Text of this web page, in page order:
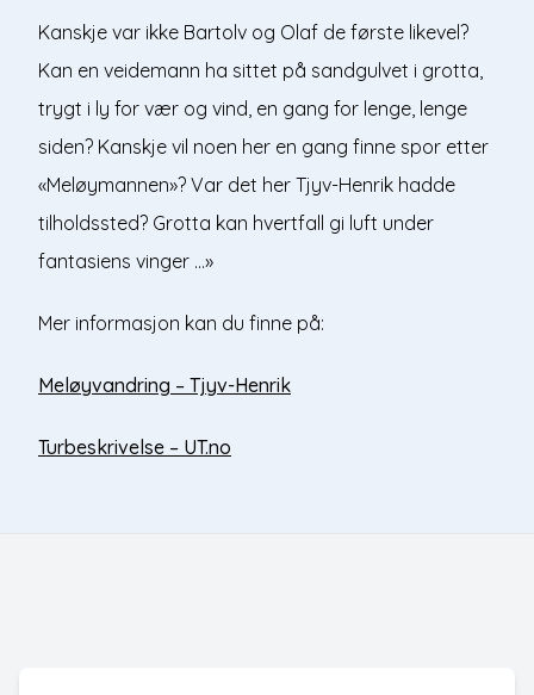
Kanskje var ikke Bartolv og Olaf de første likevel?
Kan en veidemann ha sittet på sandgulvet i grotta,
trygt i ly for vær og vind, en gang for lenge, lenge
siden? Kanskje vil noen her en gang finne spor etter
«Meløymannen»? Var det her Tjyv-Henrik hadde
tilholdssted? Grotta kan hvertfall gi luft under
fantasiens vinger …»
Mer informasjon kan du finne på:
Meløyvandring – Tjyv-Henrik
Turbeskrivelse – UT.no